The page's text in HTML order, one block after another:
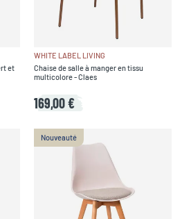
et
WHITE LABEL LIVING
Chaise de salle à manger en tissu
multicolore - Claes
169,00 €
Nouveauté